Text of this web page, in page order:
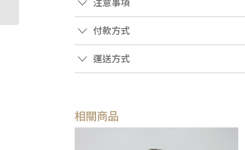
付款方式
運送方式
相關商品
流浪包A93824(高...